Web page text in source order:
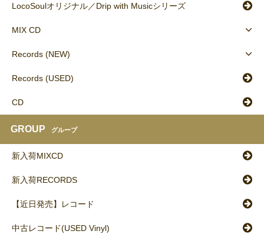
LocoSoulオリジナル／Drip with Musicシリーズ
MIX CD
Records (NEW)
Records (USED)
CD
GROUP グループ
新入荷MIXCD
新入荷RECORDS
【近日発売】レコード
中古レコード(USED Vinyl)